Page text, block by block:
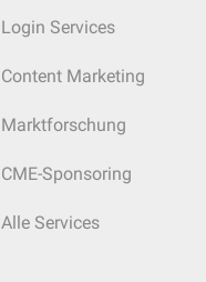
Login Services
Content Marketing
Marktforschung
CME-Sponsoring
Alle Services